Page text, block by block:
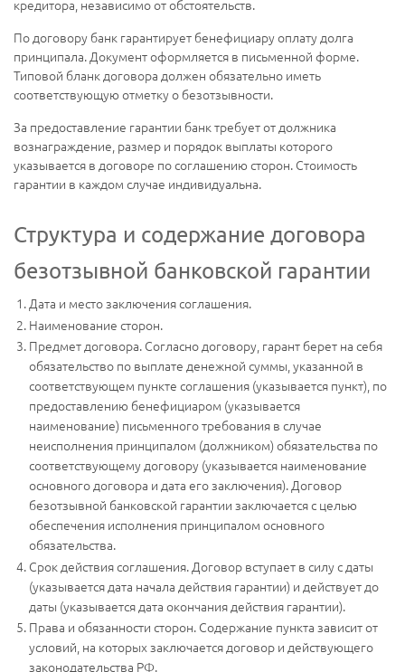
кредитора, независимо от обстоятельств.
По договору банк гарантирует бенефициару оплату долга
принципала. Документ оформляется в письменной форме.
Типовой бланк договора должен обязательно иметь
соответствующую отметку о безотзывности.
За предоставление гарантии банк требует от должника
вознаграждение, размер и порядок выплаты которого
указывается в договоре по соглашению сторон. Стоимость
гарантии в каждом случае индивидуальна.
Структура и содержание договора
безотзывной банковской гарантии
Дата и место заключения соглашения.
Наименование сторон.
Предмет договора. Согласно договору, гарант берет на себя
обязательство по выплате денежной суммы, указанной в
соответствующем пункте соглашения (указывается пункт), по
предоставлению бенефициаром (указывается
наименование) письменного требования в случае
неисполнения принципалом (должником) обязательства по
соответствующему договору (указывается наименование
основного договора и дата его заключения). Договор
безотзывной банковской гарантии заключается с целью
обеспечения исполнения принципалом основного
обязательства.
Срок действия соглашения. Договор вступает в силу с даты
(указывается дата начала действия гарантии) и действует до
даты (указывается дата окончания действия гарантии).
Права и обязанности сторон. Содержание пункта зависит от
условий, на которых заключается договор и действующего
законодательства РФ.